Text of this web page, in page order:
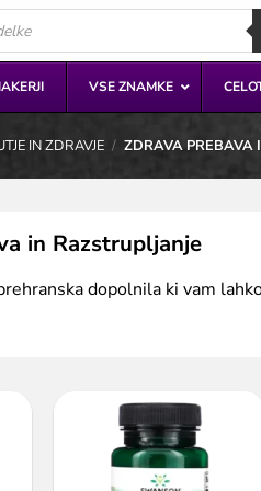
VSE ZNAMKE
IN ZDRAVJE / ZDRAVA PREBAVA
in Razstrupljanje
dopolnila ki vam